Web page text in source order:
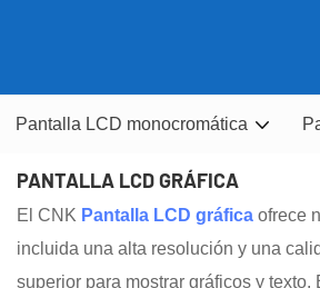
Pantalla LCD monocromática
PANTALLA LCD GRÁFICA
El CNK Pantalla LCD gráfica ofrece
incluida una alta resolución y una
superior para mostrar gráficos y texto.